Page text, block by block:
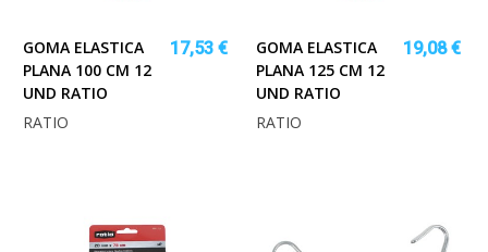
GOMA ELASTICA
PLANA 100 CM 12
UND RATIO
17,53 €
RATIO
GOMA ELASTICA
PLANA 125 CM 12
UND RATIO
19,08 €
RATIO